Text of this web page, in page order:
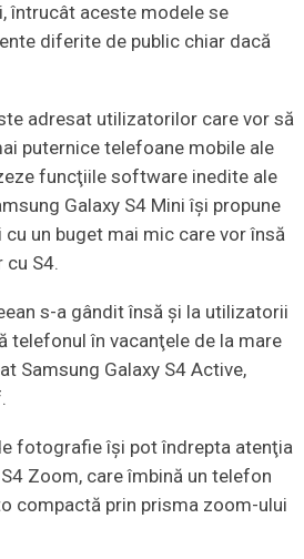
întrucât aceste modele se
diferite de public chiar dacă
adresat utilizatorilor care vor să
puternice telefoane mobile ale
funcţiile software inedite ale
Galaxy S4 Mini îşi propune
un buget mai mic care vor însă
cu S4.
s-a gândit însă şi la utilizatorii
telefonul în vacanţele de la mare
Samsung Galaxy S4 Active,
fotografie îşi pot îndrepta atenţia
Zoom, care îmbină un telefon
compactă prin prisma zoom-ului